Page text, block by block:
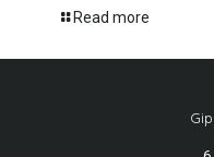
Read more